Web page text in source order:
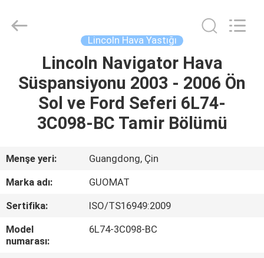
ÜRÜN:%
HAKKIMIZDA
TURU
Lincoln Hava Yastığı
Lincoln Navigator Hava
Süspansiyonu 2003 - 2006 Ön
Sol ve Ford Seferi 6L74-
3C098-BC Tamir Bölümü
Menşe yeri:
Guangdong, Çin
Marka adı:
GUOMAT
Sertifika:
ISO/TS16949:2009
Model
numarası:
6L74-3C098-BC